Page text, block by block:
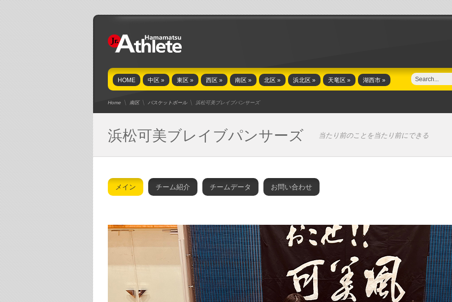
HOME 中区 » 東区 » 西区 » 南区 » 北区 » 浜北区 » 天竜区 » 湖西市 »
Home 南区 バスケットボール 浜松可美ブレイブパンサーズ
浜松可美ブレイブパンサーズ 当たり前のことを当たり前にできる
メイン チーム紹介 チームデータ お問い合わせ